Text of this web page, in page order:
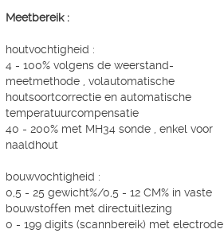
Meetbereik :
houtvochtigheid :
4 - 100% volgens de weerstand-
meetmethode , volautomatische
houtsoortcorrectie en automatische
temperatuurcompensatie
40 - 200% met MH34 sonde , enkel voor
naaldhout
bouwvochtigheid :
0,5 - 25 gewicht%/0,5 - 12 CM% in vaste
bouwstoffen met directuitlezing
0 - 199 digits (scannbereik) met electrode